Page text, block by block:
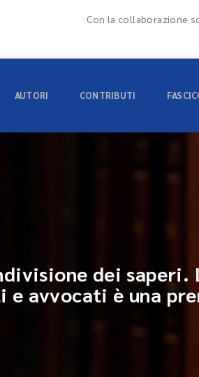
Con la collaborazione
AUTORI CONTRIBUTI
dei saperi.
avvocati è una